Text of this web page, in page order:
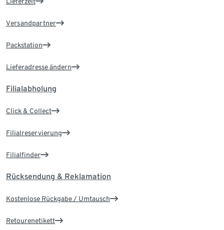
Versandpartner
Packstation
Lieferadresse ändern
Filialabholung
Click & Collect
Filialreservierung
Filialfinder
Rücksendung & Reklamation
Kostenlose Rückgabe / Umtausch
Retourenetikett